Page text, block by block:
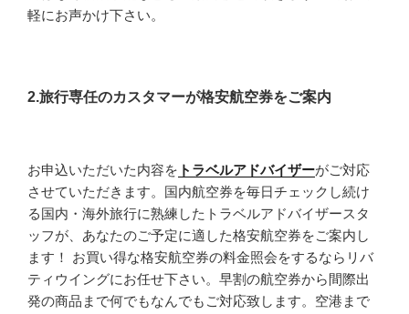
軽にお声かけ下さい。
2.旅行専任のカスタマーが格安航空券をご案内
お申込いただいた内容を トラベルアドバイザーがご対応
させていただきます。国内航空券を毎日チェックし続け
る国内・海外旅行に熟練したトラベルアドバイザースタ
ッフが、あなたのご予定に適した格安航空券をご案内し
ます！ お買い得な格安航空券の料金照会をするならリバ
ティウイングにお任せ下さい。早割の航空券から間際出
発の商品まで何でもなんでもご対応致します。空港まで